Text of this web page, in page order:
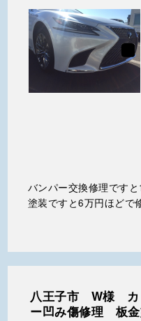
バンパー交換修理です
塗装ですと6万円ほどで
八王子市 W様 カ
ー凹み傷修理 板